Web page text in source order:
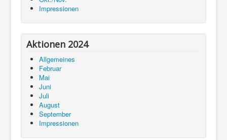
Impressionen
Aktionen 2024
Allgemeines
Februar
Mai
Juni
Juli
August
September
Impressionen